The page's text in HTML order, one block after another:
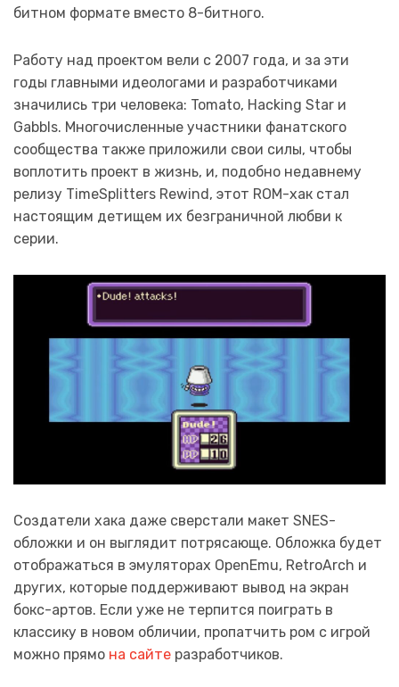
битном формате вместо 8-битного.
Работу над проектом вели с 2007 года, и за эти
годы главными идеологами и разработчиками
значились три человека: Tomato, Hacking Star и
Gabbls. Многочисленные участники фанатского
сообщества также приложили свои силы, чтобы
воплотить проект в жизнь, и, подобно недавнему
релизу TimeSplitters Rewind, этот ROM-хак стал
настоящим детищем их безграничной любви к
серии.
Создатели хака даже сверстали макет SNES-
обложки и он выглядит потрясающе. Обложка будет
отображаться в эмуляторах OpenEmu, RetroArch и
других, которые поддерживают вывод на экран
бокс-артов. Если уже не терпится поиграть в
классику в новом обличии, пропатчить ром с игрой
можно прямо на сайте разработчиков.